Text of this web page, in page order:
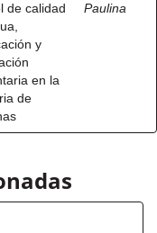
de calidad
y
en la
de
Paulina